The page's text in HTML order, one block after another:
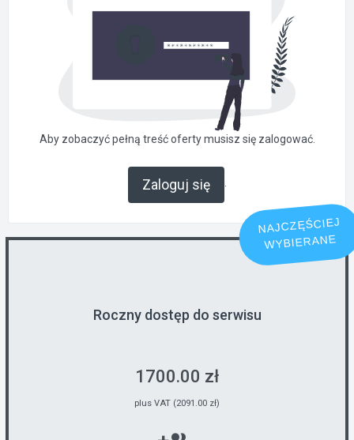
Aby zobaczyć pełną treść oferty musisz się zalogować.
Zaloguj się .
NAJCZĘŚCIEJ
WYBIERANE
Roczny dostęp do serwisu
1700.00 zł
plus VAT (2091.00 zł)